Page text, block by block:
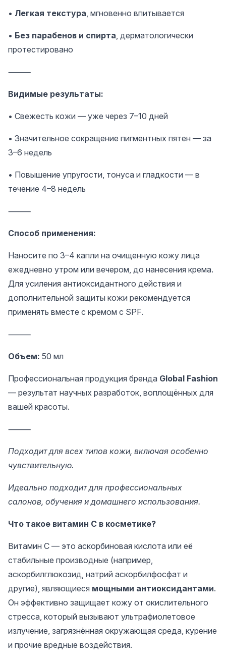
• Легкая текстура, мгновенно впитывается
• Без парабенов и спирта, дерматологически
протестировано
⸻
Видимые результаты:
• Свежесть кожи — уже через 7–10 дней
• Значительное сокращение пигментных пятен — за
3–6 недель
• Повышение упругости, тонуса и гладкости — в
течение 4–8 недель
⸻
Способ применения:
Наносите по 3–4 капли на очищенную кожу лица
ежедневно утром или вечером, до нанесения крема.
Для усиления антиоксидантного действия и
дополнительной защиты кожи рекомендуется
применять вместе с кремом с SPF.
⸻
Объем: 50 мл
Профессиональная продукция бренда Global Fashion
— результат научных разработок, воплощённых для
вашей красоты.
⸻
Подходит для всех типов кожи, включая особенно
чувствительную.
Идеально подходит для профессиональных
салонов, обучения и домашнего использования.
Что такое витамин C в косметике?
Витамин C — это аскорбиновая кислота или её
стабильные производные (например,
аскорбилглюкозид, натрий аскорбилфосфат и
другие), являющиеся мощными антиоксидантами.
Он эффективно защищает кожу от окислительного
стресса, который вызывают ультрафиолетовое
излучение, загрязнённая окружающая среда, курение
и прочие вредные воздействия.